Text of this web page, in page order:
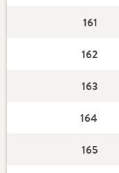
161
162
163
164
165